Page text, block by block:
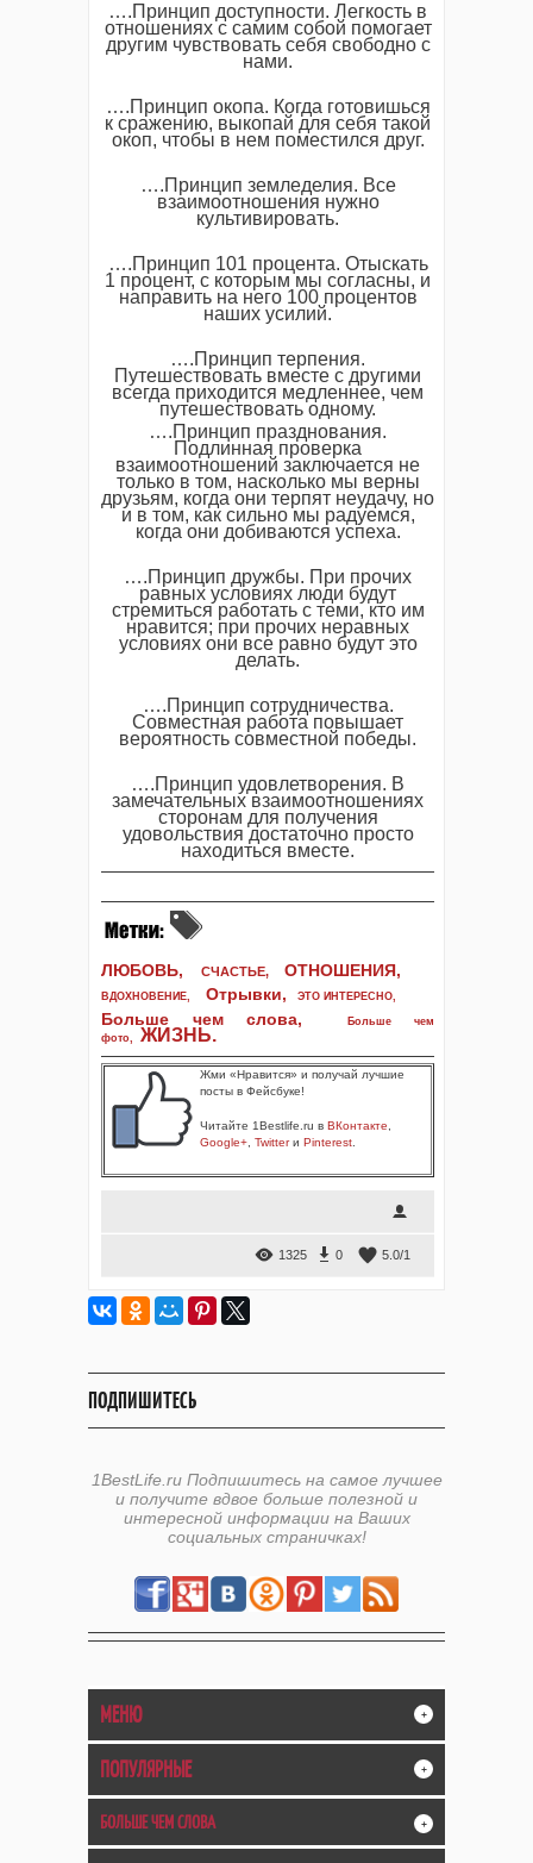
….Принцип доступности. Легкость в
отношениях с самим собой помогает
другим чувствовать себя свободно с
нами.
….Принцип окопа. Когда готовишься
к сражению, выкопай для себя такой
окоп, чтобы в нем поместился друг.
….Принцип земледелия. Все
взаимоотношения нужно
культивировать.
….Принцип 101 процента. Отыскать
1 процент, с которым мы согласны, и
направить на него 100 процентов
наших усилий.
….Принцип терпения.
Путешествовать вместе с другими
всегда приходится медленнее, чем
путешествовать одному.
….Принцип празднования.
Подлинная проверка
взаимоотношений заключается не
только в том, насколько мы верны
друзьям, когда они терпят неудачу, но
и в том, как сильно мы радуемся,
когда они добиваются успеха.
….Принцип дружбы. При прочих
равных условиях люди будут
стремиться работать с теми, кто им
нравится; при прочих неравных
условиях они все равно будут это
делать.
….Принцип сотрудничества.
Совместная работа повышает
вероятность совместной победы.
….Принцип удовлетворения. В
замечательных взаимоотношениях
сторонам для получения
удовольствия достаточно просто
находиться вместе.
ЛЮБОВЬ, СЧАСТЬЕ, ОТНОШЕНИЯ,
ВДОХНОВЕНИЕ, Отрывки, ЭТО ИНТЕРЕСНО,
Больше чем слова,
Больше чем
фото, ЖИЗНЬ.
Жми «Нравится» и получай лучшие
посты в Фейсбуке!
Читайте 1Bestlife.ru в ВКонтакте
Google+ Twitterи Pinterest
1325 0 5.0/1
ПОДПИШИТЕСЬ
1BestLife.ru Подпишитесь на самое лучшее
и получите вдвое больше полезной и
интересной информации на Ваших
социальных страничках!
МЕНЮ +
ПОПУЛЯРНЫЕ +
БОЛЬШЕ ЧЕМ СЛОВА +